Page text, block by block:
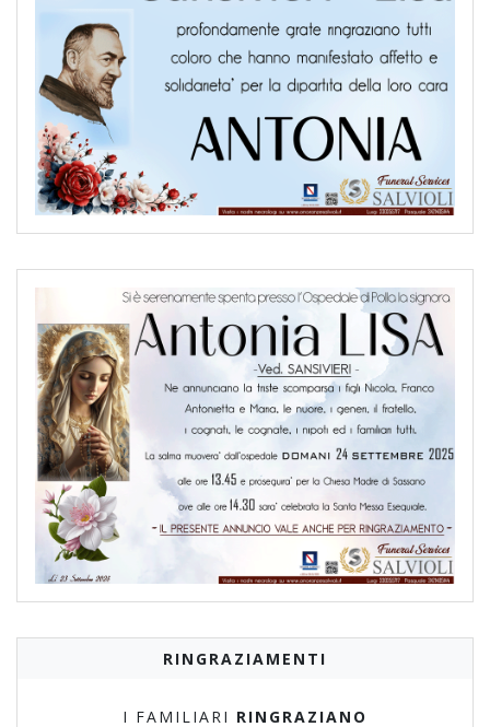
RINGRAZIAMENTI
I FAMILIARI RINGRAZIANO